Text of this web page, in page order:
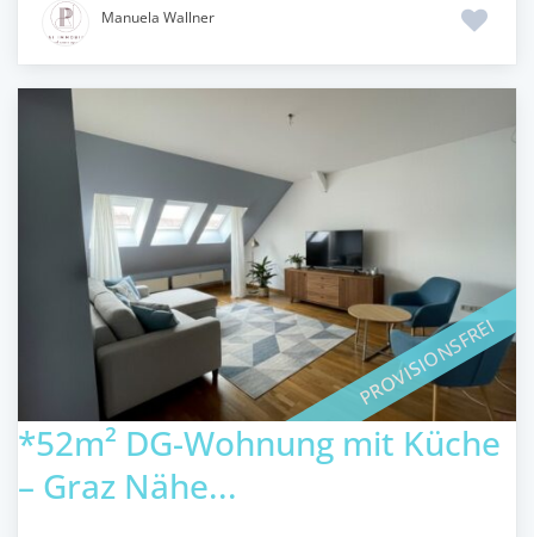
Manuela Wallner
PROVISIONSFREI
*52m² DG-Wohnung mit Küche
– Graz Nähe...